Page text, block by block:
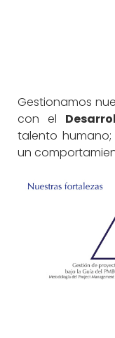
Gestionamos
con el
talento humano;
un